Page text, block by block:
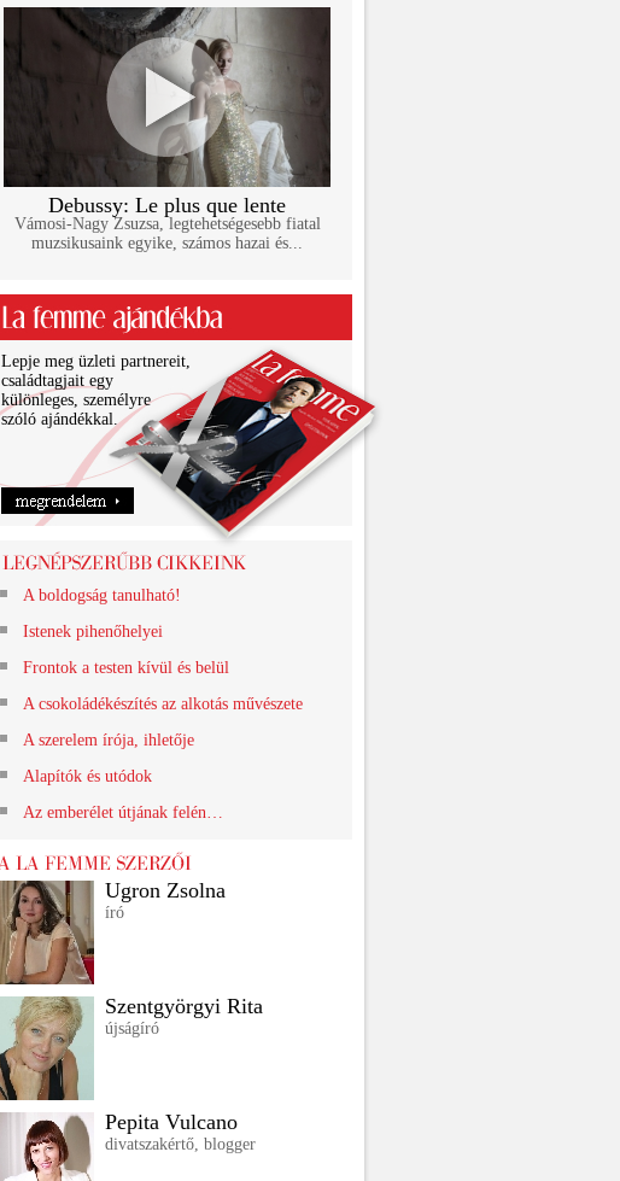
Debussy: Le plus que lente
Vámosi-Nagy Zsuzsa, legtehetségesebb fiatal
muzsikusaink egyike, számos hazai és...
Lepje meg üzleti partnereit,
családtagjait egy
különleges, személyre
szóló ajándékkal.
A boldogság tanulható!
Istenek pihenőhelyei
Frontok a testen kívül és belül
A csokoládékészítés az alkotás művészete
A szerelem írója, ihletője
Alapítók és utódok
Az emberélet útjának felén…
Ugron Zsolna
író
Szentgyörgyi Rita
újságíró
Pepita Vulcano
divatszakértő, blogger